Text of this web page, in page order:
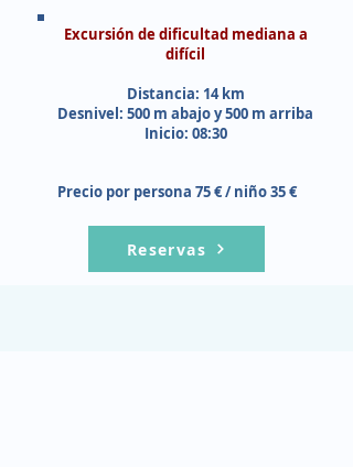
Excursión de dificultad mediana a
difícil
Distancia: 14 km
Desnivel: 500 m abajo y 500 m arriba
Inicio: 08:30
Precio por persona 75 € / niño 35 €
Reservas